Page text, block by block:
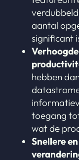
aantal
significant
Verhoogde
hebben
toegang
wat de
Snellere